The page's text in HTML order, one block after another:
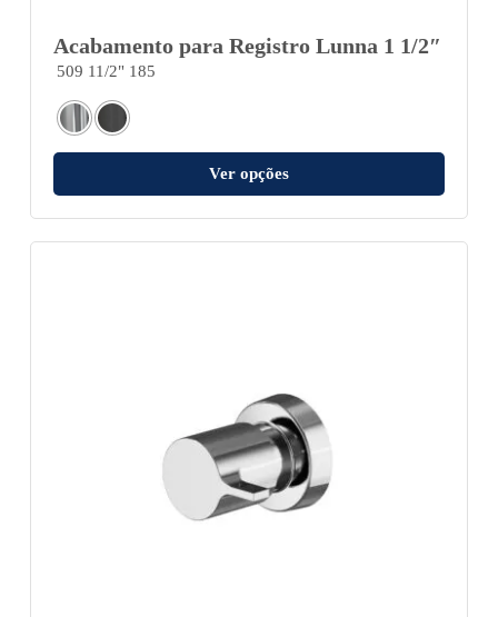
Acabamento para Registro Lunna 1 1/2″
509 11/2" 185
Ver opções